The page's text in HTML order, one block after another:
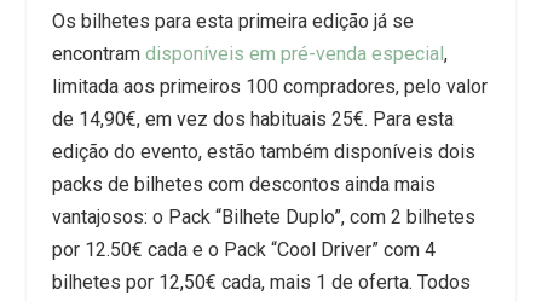
Os bilhetes para esta primeira edição já se
encontram disponíveis em pré-venda especial,
limitada aos primeiros 100 compradores, pelo valor
de 14,90€, em vez dos habituais 25€. Para esta
edição do evento, estão também disponíveis dois
packs de bilhetes com descontos ainda mais
vantajosos: o Pack “Bilhete Duplo”, com 2 bilhetes
por 12.50€ cada e o Pack “Cool Driver” com 4
bilhetes por 12,50€ cada, mais 1 de oferta. Todos